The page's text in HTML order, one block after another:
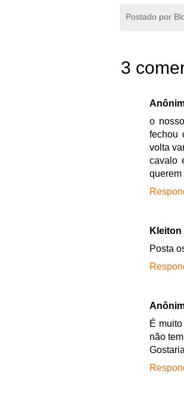
Postado por
3
o
fechou
volta
cavalo
querem
Posta
É
não